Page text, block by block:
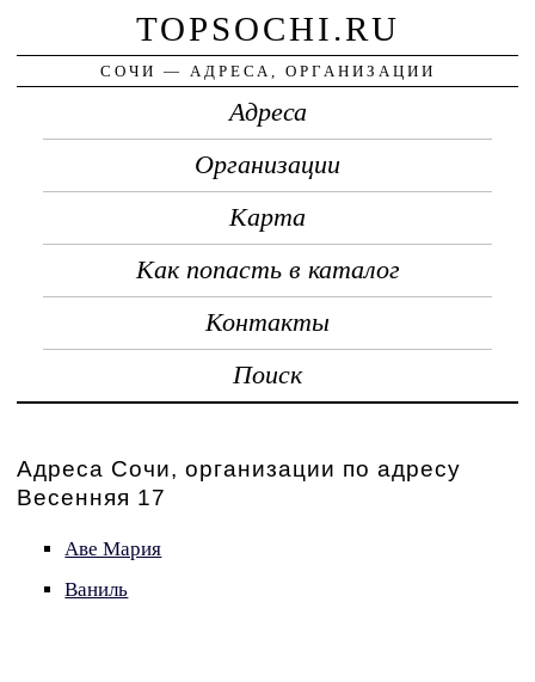
TOPSOCHI.RU
СОЧИ — АДРЕСА, ОРГАНИЗАЦИИ
Адреса
Организации
Карта
Как попасть в каталог
Контакты
Поиск
Адреса Сочи, организации по адресу
Весенняя 17
Аве Мария
Ваниль